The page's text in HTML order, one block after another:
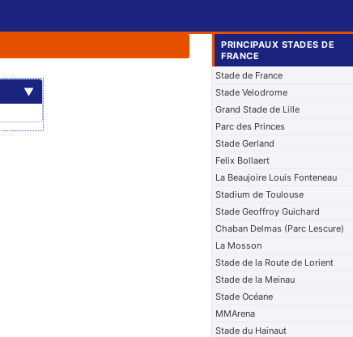
▼
PRINCIPAUX STADES DE
FRANCE
Stade de France
Stade Velodrome
Grand Stade de Lille
Parc des Princes
Stade Gerland
Felix Bollaert
La Beaujoire Louis Fonteneau
Stadium de Toulouse
Stade Geoffroy Guichard
Chaban Delmas (Parc Lescure)
La Mosson
Stade de la Route de Lorient
Stade de la Meinau
Stade Océane
MMArena
Stade du Hainaut